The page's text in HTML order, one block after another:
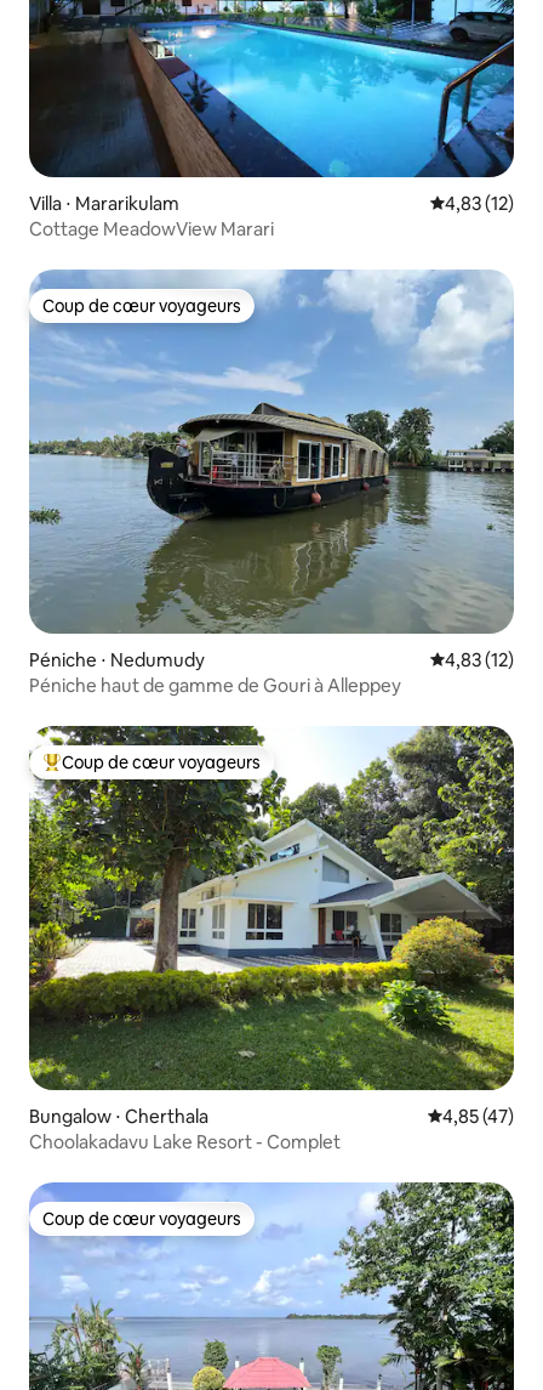
Villa ⋅ Mararikulam Évaluation
4,83 (12)
Cottage MeadowView Marari
Coup de cœur voyageurs
Coup de cœur voyageurs
Péniche ⋅ Nedumudy Évaluation
4,83 (12)
Péniche haut de gamme de Gouri à Alleppey
Coups de cœur voyageurs les plus appréciés
Coup de cœur voyageurs
Bungalow ⋅ Cherthala Évaluation
4,85 (47)
Choolakadavu Lake Resort - Complet
Coup de cœur voyageurs
Coup de cœur voyageurs